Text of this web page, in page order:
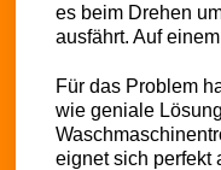
es beim Drehen
ausfährt. Auf
Für das Problem
wie geniale
eignet sich perfekt